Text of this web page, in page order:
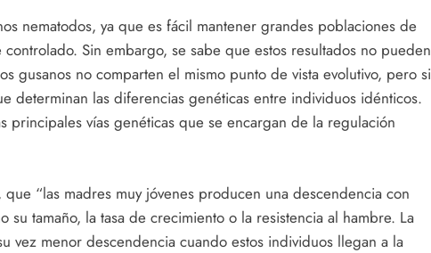
nematodos, ya que es fácil mantener grandes poblaciones de
Sin embargo, se sabe que estos resultados no pueden
gusanos no comparten el mismo punto de vista evolutivo, pero si
determinan las diferencias genéticas entre individuos idénticos.
principales vías genéticas que se encargan de la regulación
“las madres muy jóvenes producen una descendencia con
su tamaño, la tasa de crecimiento o la resistencia al hambre. La
vez menor descendencia cuando estos individuos llegan a la